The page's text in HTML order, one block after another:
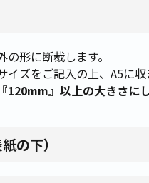
形に断裁します。
イズをご記入の上、A5に収
』以上の大きさにし
の下）